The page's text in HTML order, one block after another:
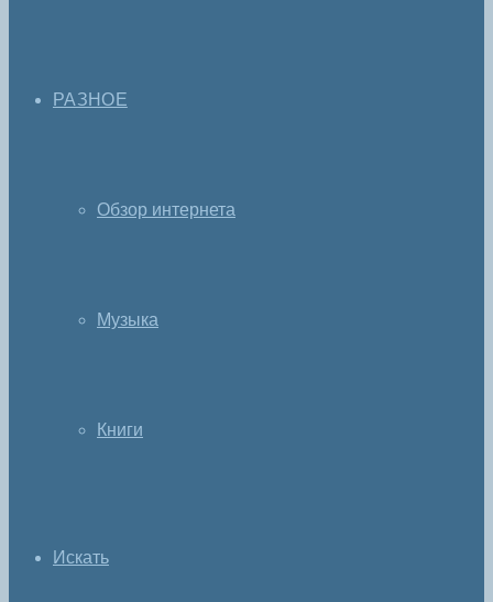
РАЗНОЕ
Обзор интернета
Музыка
Книги
Искать